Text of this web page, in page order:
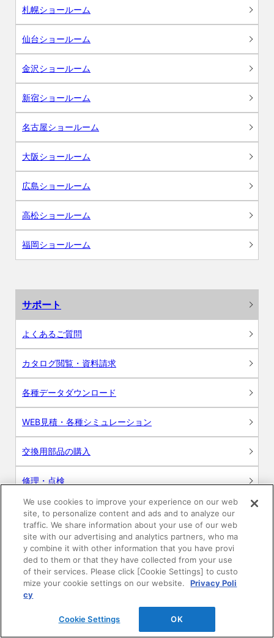
札幌ショールーム
仙台ショールーム
金沢ショールーム
新宿ショールーム
名古屋ショールーム
大阪ショールーム
広島ショールーム
高松ショールーム
福岡ショールーム
サポート
よくあるご質問
カタログ閲覧・資料請求
各種データダウンロード
WEB見積・各種シミュレーション
交換用部品の購入
修理・点検
お問い合わせ
ログイン
建築・設計関係者様向けサイト
ユーザー登録サービス
WEB見積システム
We use cookies to improve your experience on our web
site, to personalize content and ads and to analyze our
traffic. We share information about your use of our web
site with our advertising and analytics partners, who ma
y combine it with other information that you have provi
ded to them or that they have collected from your use
of their services. Please click [Cookie Settings] to custo
mize your cookie settings on our website.
Privacy Poli
cy
Cookie Settings OK